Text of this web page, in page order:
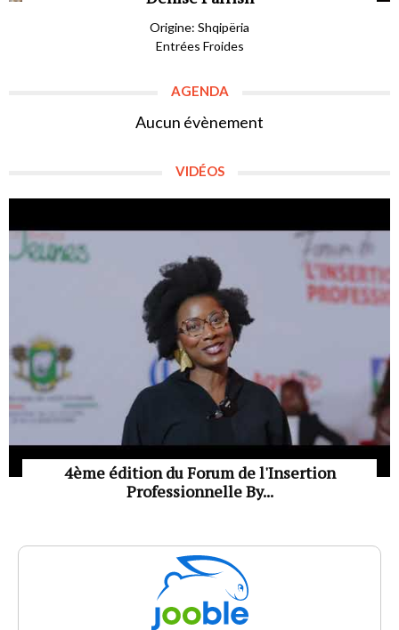
Origine: Shqipëria
Entrées Froides
AGENDA
Aucun évènement
VIDÉOS
4ème édition du Forum de l'Insertion
Professionnelle By...